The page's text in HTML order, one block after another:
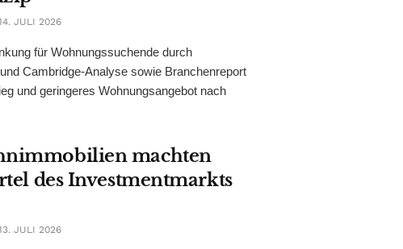
JULI 2026
für Wohnungssuchende durch
Cambridge-Analyse sowie Branchenreport
und geringeres Wohnungsangebot nach
machten
des Investmentmarkts
JULI 2026